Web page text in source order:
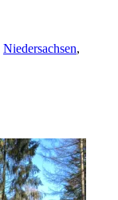
Niedersachsen,